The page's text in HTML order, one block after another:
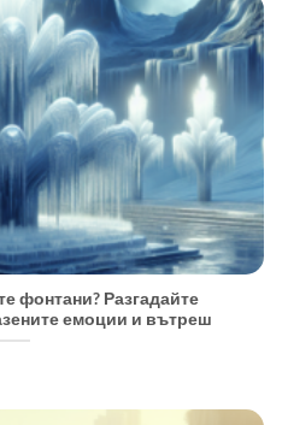
фонтани? Разгадайте
емоции и вътреш